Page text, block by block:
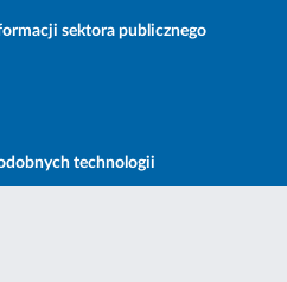
sektora publicznego
technologii